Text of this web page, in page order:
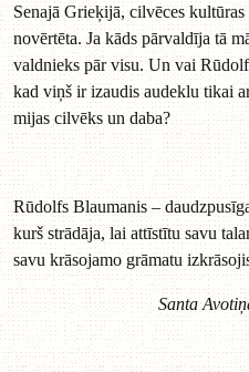
Senajā Grieķijā, cilvēces
novērtēta. Ja kāds pārvaldīja tā
valdnieks pār visu. Un vai
kad viņš ir izaudis audeklu tikai
mijas cilvēks un daba?
Rūdolfs Blaumanis –
kurš strādāja, lai attīstītu savu
savu krāsojamo grāmatu
Santa